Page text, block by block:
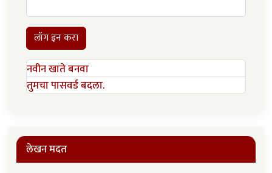
लॉग इन करा
नवीन खाते बनवा
तुमचा पासवर्ड बदला.
लेखन मदत